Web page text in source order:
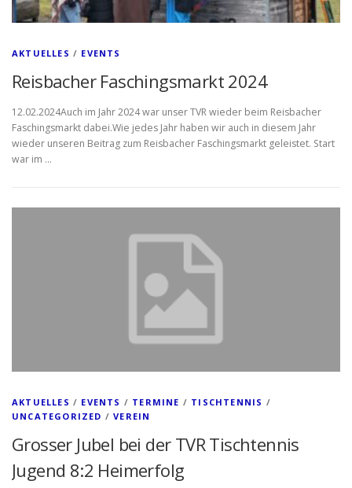
AKTUELLES / EVENTS
Reisbacher Faschingsmarkt 2024
12.02.2024Auch im Jahr 2024 war unser TVR wieder beim Reisbacher
Faschingsmarkt dabei.Wie jedes Jahr haben wir auch in diesem Jahr
wieder unseren Beitrag zum Reisbacher Faschingsmarkt geleistet. Start
war im …
AKTUELLES / EVENTS / TERMINE / TISCHTENNIS /
UNCATEGORIZED /VEREIN
Grosser Jubel bei der TVR Tischtennis
Jugend 8:2 Heimerfolg